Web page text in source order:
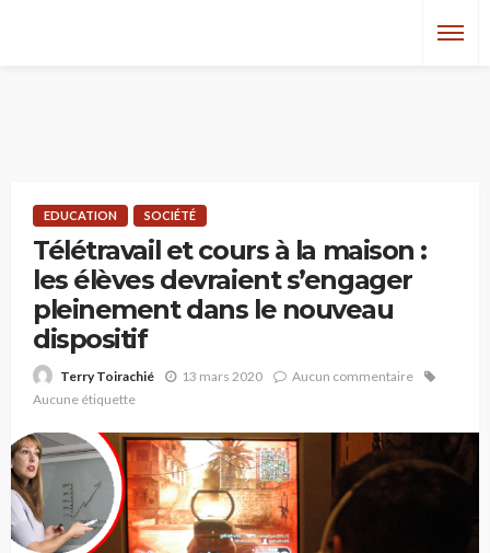
EDUCATION SOCIÉTÉ
Télétravail et cours à la maison :
les élèves devraient s’engager
pleinement dans le nouveau
dispositif
Terry Toirachié 13 mars 2020
Aucun commentaire
Aucune étiquette